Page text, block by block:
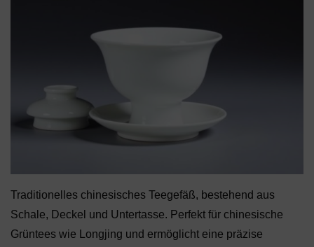
Traditionelles chinesisches Teegefäß, bestehend aus
Schale, Deckel und Untertasse. Perfekt für chinesische
Grüntees wie Longjing und ermöglicht eine präzise